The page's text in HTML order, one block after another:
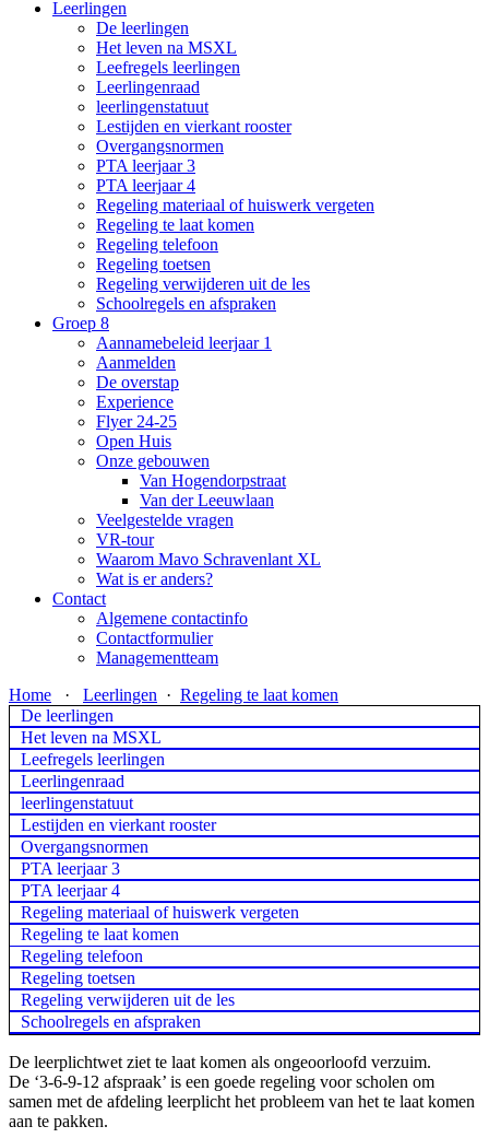
Leerlingen
De leerlingen
Het leven na MSXL
Leefregels leerlingen
Leerlingenraad
leerlingenstatuut
Lestijden en vierkant rooster
Overgangsnormen
PTA leerjaar 3
PTA leerjaar 4
Regeling materiaal of huiswerk vergeten
Regeling te laat komen
Regeling telefoon
Regeling toetsen
Regeling verwijderen uit de les
Schoolregels en afspraken
Groep 8
Aannamebeleid leerjaar 1
Aanmelden
De overstap
Experience
Flyer 24-25
Open Huis
Onze gebouwen
Van Hogendorpstraat
Van der Leeuwlaan
Veelgestelde vragen
VR-tour
Waarom Mavo Schravenlant XL
Wat is er anders?
Contact
Algemene contactinfo
Contactformulier
Managementteam
Home · Leerlingen · Regeling te laat komen
De leerlingen
Het leven na MSXL
Leefregels leerlingen
Leerlingenraad
leerlingenstatuut
Lestijden en vierkant rooster
Overgangsnormen
PTA leerjaar 3
PTA leerjaar 4
Regeling materiaal of huiswerk vergeten
Regeling te laat komen
Regeling telefoon
Regeling toetsen
Regeling verwijderen uit de les
Schoolregels en afspraken
De leerplichtwet ziet te laat komen als ongeoorloofd verzuim.
De ‘3-6-9-12 afspraak’ is een goede regeling voor scholen om
samen met de afdeling leerplicht het probleem van het te laat komen
aan te pakken.